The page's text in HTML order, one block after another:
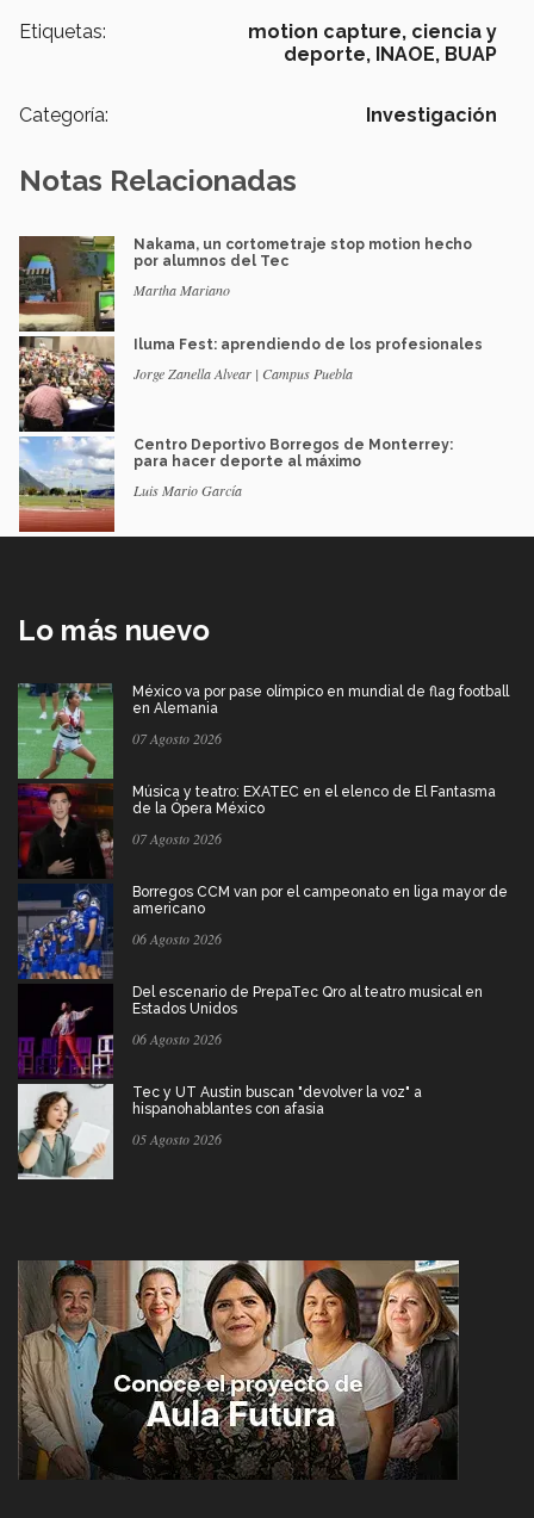
Etiquetas: motion capture, ciencia y
deporte, INAOE, BUAP
Categoría: Investigación
Notas Relacionadas
Nakama, un cortometraje stop motion hecho
por alumnos del Tec
Martha Mariano
Iluma Fest: aprendiendo de los profesionales
Jorge Zanella Alvear | Campus Puebla
Centro Deportivo Borregos de Monterrey:
para hacer deporte al máximo
Luis Mario García
Lo más nuevo
México va por pase olímpico en mundial de flag football
en Alemania
07 Agosto 2026
Música y teatro: EXATEC en el elenco de El Fantasma
de la Ópera México
07 Agosto 2026
Borregos CCM van por el campeonato en liga mayor de
americano
06 Agosto 2026
Del escenario de PrepaTec Qro al teatro musical en
Estados Unidos
06 Agosto 2026
Tec y UT Austin buscan "devolver la voz" a
hispanohablantes con afasia
05 Agosto 2026